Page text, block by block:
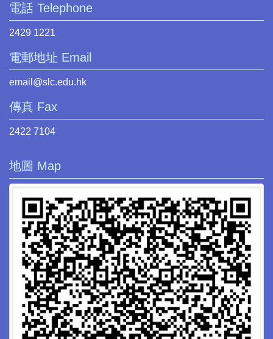
電話 Telephone
2429 1221
電郵地址 Email
email@slc.edu.hk
傳真 Fax
2422 7104
地圖 Map